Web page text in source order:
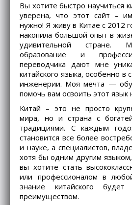
Вы хотите быстро научиться
уверена, что этот сайт –
нужно! Я живу в Китае с 2012
накопила большой опыт в
удивительной стране.
образование и
переводчика дают мне
китайского языка, особенно в
инженерии. Моя мечта —
помочь вам освоить этот язык
Китай – это не просто
мира, но и страна с
традициями. С каждым
становится все более
и науке, а специалистов,
хотя бы одним другим
вы хотите стать
или профессионалом в
знание китайского
преимуществом.